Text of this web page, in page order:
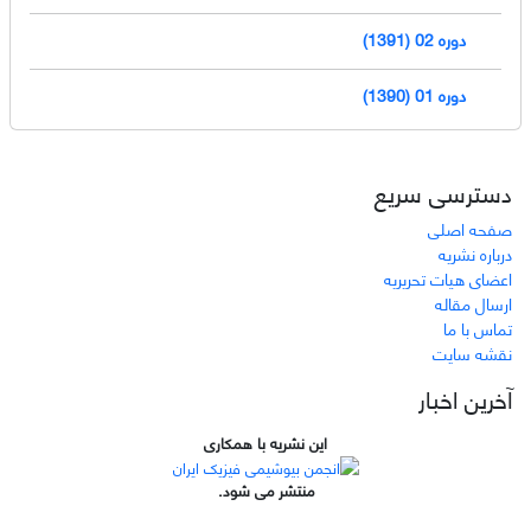
دوره 02 (1391)
دوره 01 (1390)
دسترسی سریع
صفحه اصلی
درباره نشریه
اعضای هیات تحریریه
ارسال مقاله
تماس با ما
نقشه سایت
آخرین اخبار
این نشریه با همکاری
منتشر می شود.